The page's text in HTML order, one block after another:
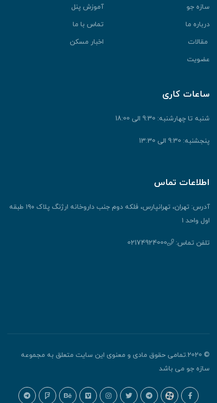
سازه جو
آموزش پنل
درباره ما
تماس با ما
مقالات
اخبار مسکن
عضویت
ساعات کاری
شنبه تا چهارشنبه: 9:30 الی 18:00
پنجشنبه: 9:30 الی 13:30
اطلاعات تماس
آدرس: تهران، تهرانپارس، فلکه دوم جنب داروخانه ارژنگ پلاک ۱۹۰ طبقه
اول واحد ۱
تلفن تماس: 02174924000
© 2020.تمامی حقوق مادی و معنوی این سایت متعلق به مجموعه
سازه جو می باشد